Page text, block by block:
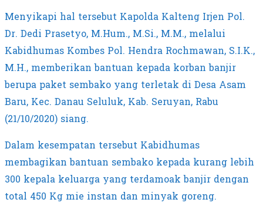
Menyikapi hal tersebut Kapolda Kalteng Irjen Pol.
Dr. Dedi Prasetyo, M.Hum., M.Si., M.M., melalui
Kabidhumas Kombes Pol. Hendra Rochmawan, S.I.K.,
M.H., memberikan bantuan kepada korban banjir
berupa paket sembako yang terletak di Desa Asam
Baru, Kec. Danau Seluluk, Kab. Seruyan, Rabu
(21/10/2020) siang.
Dalam kesempatan tersebut Kabidhumas
membagikan bantuan sembako kepada kurang lebih
300 kepala keluarga yang terdamoak banjir dengan
total 450 Kg mie instan dan minyak goreng.